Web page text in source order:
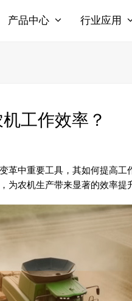
产品中心 行业应用
工作效率？
革中重要工具，其如何提高工
为农机生产带来显著的效率提